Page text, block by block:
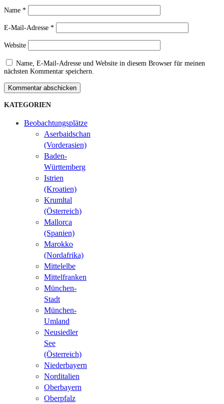
Name *
E-Mail-Adresse *
Website
Name, E-Mail-Adresse und Website in diesem Browser für meinen
nächsten Kommentar speichern.
Kommentar abschicken
KATEGORIEN
Beobachtungsplätze
Aserbaidschan
(Vorderasien)
Baden-
Württemberg
Istrien
(Kroatien)
Krumltal
(Österreich)
Mallorca
(Spanien)
Marokko
(Nordafrika)
Mittelelbe
Mittelfranken
München-
Stadt
München-
Umland
Neusiedler
See
(Österreich)
Niederbayern
Norditalien
Oberbayern
Oberpfalz